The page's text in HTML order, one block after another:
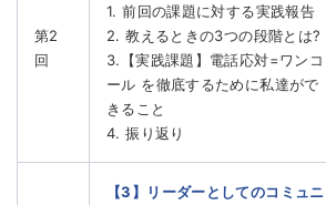
第2
回
1. 前回の課題に対する実践報告
2. 教えるときの3つの段階とは?
3.【実践課題】電話応対=ワンコ
ール を徹底するために私達がで
きること
4. 振り返り
【3】リーダーとしてのコミュニ